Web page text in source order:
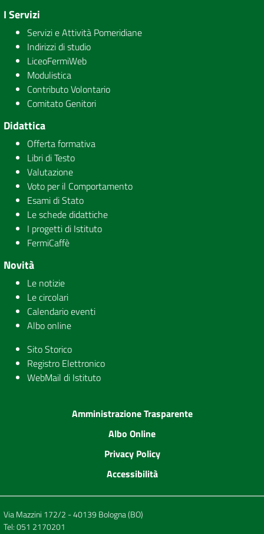
I Servizi
Servizi e Attività Pomeridiane
Indirizzi di studio
LiceoFermiWeb
Modulistica
Contributo Volontario
Comitato Genitori
Didattica
Offerta formativa
Libri di Testo
Valutazione
Voto per il Comportamento
Esami di Stato
Le schede didattiche
I progetti di Istituto
FermiCaffè
Novità
Le notizie
Le circolari
Calendario eventi
Albo online
Sito Storico
Registro Elettronico
WebMail di Istituto
Amministrazione Trasparente
Albo Online
Privacy Policy
Accessibilità
Via Mazzini 172/2 - 40139 Bologna (BO)
Tel:051 2170201